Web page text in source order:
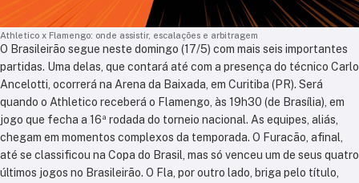
Athletico x Flamengo: onde assistir, escalações e arbitragem
O Brasileirão segue neste domingo (17/5) com mais seis importantes
partidas. Uma delas, que contará até com a presença do técnico Carlo
Ancelotti, ocorrerá na Arena da Baixada, em Curitiba (PR). Será
quando o Athletico receberá o Flamengo, às 19h30 (de Brasília), em
jogo que fecha a 16ª rodada do torneio nacional. As equipes, aliás,
chegam em momentos complexos da temporada. O Furacão, afinal,
até se classificou na Copa do Brasil, mas só venceu um de seus quatro
últimos jogos no Brasileirão. O Fla, por outro lado, briga pelo título,